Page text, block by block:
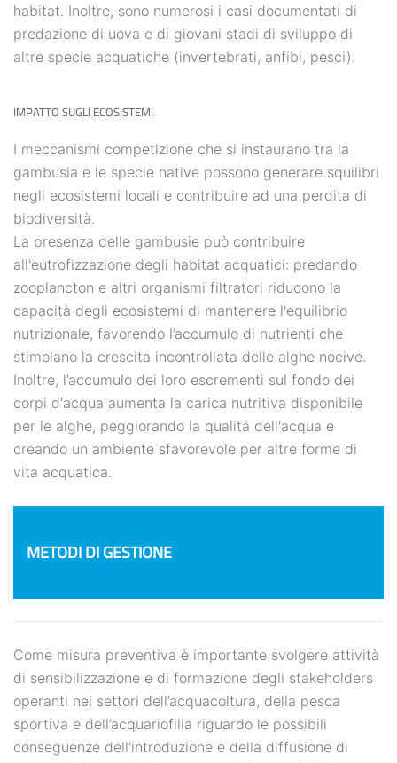
habitat. Inoltre, sono numerosi i casi documentati di
predazione di uova e di giovani stadi di sviluppo di
altre specie acquatiche (invertebrati, anfibi, pesci).
IMPATTO SUGLI ECOSISTEMI
I meccanismi competizione che si instaurano tra la
gambusia e le specie native possono generare squilibri
negli ecosistemi locali e contribuire ad una perdita di
biodiversità.
La presenza delle gambusie può contribuire
all'eutrofizzazione degli habitat acquatici: predando
zooplancton e altri organismi filtratori riducono la
capacità degli ecosistemi di mantenere l'equilibrio
nutrizionale, favorendo l’accumulo di nutrienti che
stimolano la crescita incontrollata delle alghe nocive.
Inoltre, l’accumulo dei loro escrementi sul fondo dei
corpi d'acqua aumenta la carica nutritiva disponibile
per le alghe, peggiorando la qualità dell'acqua e
creando un ambiente sfavorevole per altre forme di
vita acquatica.
METODI DI GESTIONE
Come misura preventiva è importante svolgere attività
di sensibilizzazione e di formazione degli stakeholders
operanti nei settori dell’acquacoltura, della pesca
sportiva e dell’acquariofilia riguardo le possibili
conseguenze dell'introduzione e della diffusione di